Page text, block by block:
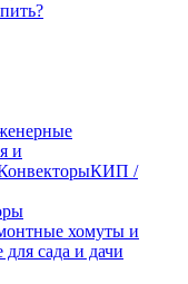
и
КИП /
хомуты и
для сада и дачи